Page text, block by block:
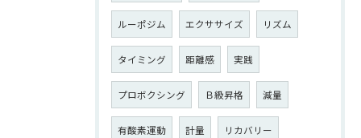
ルーポジム エクササイズ リズム
タイミング 距離感 実践
プロボクシング Ｂ級昇格 減量
有酸素運動 計量 リカバリー